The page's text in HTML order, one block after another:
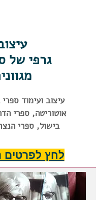
גרפי של
עיצוב ועימוד ספרי
אוטוריטה, ספרי
בישול, ספרי
לחץ לפרטים